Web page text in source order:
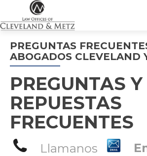
PREGUNTAS
ABOGADOS CLEVELAND
PREGUNTAS Y
REPUESTAS
FRECUENTES
Llamanos